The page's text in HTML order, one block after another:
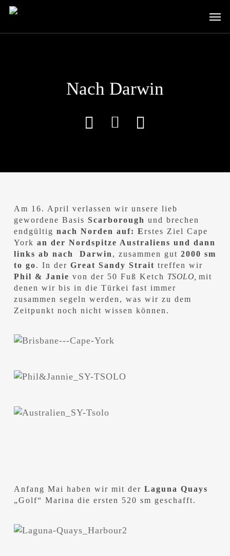
Skip
main
Nach Darwin
Am 16. April verlassen wir unsere lieb
gewordene Basis Scarborough und brechen
endgültig nach Norden auf: Erstes Ziel Cape
York an der Nordspitze Australiens und dann
links ab nach Darwin, zusammen gut 2000 sm
to go. In der Great Sandy Strait treffen wir
Phil & Janie von der 50 Fuß Ketch TSOLO,mit
denen wir bis in die Türkei fast immer
zusammen segeln werden, was wir zu dem
Zeitpunkt noch nicht wissen können.
Anfang Mai haben wir mit der Laguna Quays
„Golf“ Marina die ersten 520 sm geschafft.